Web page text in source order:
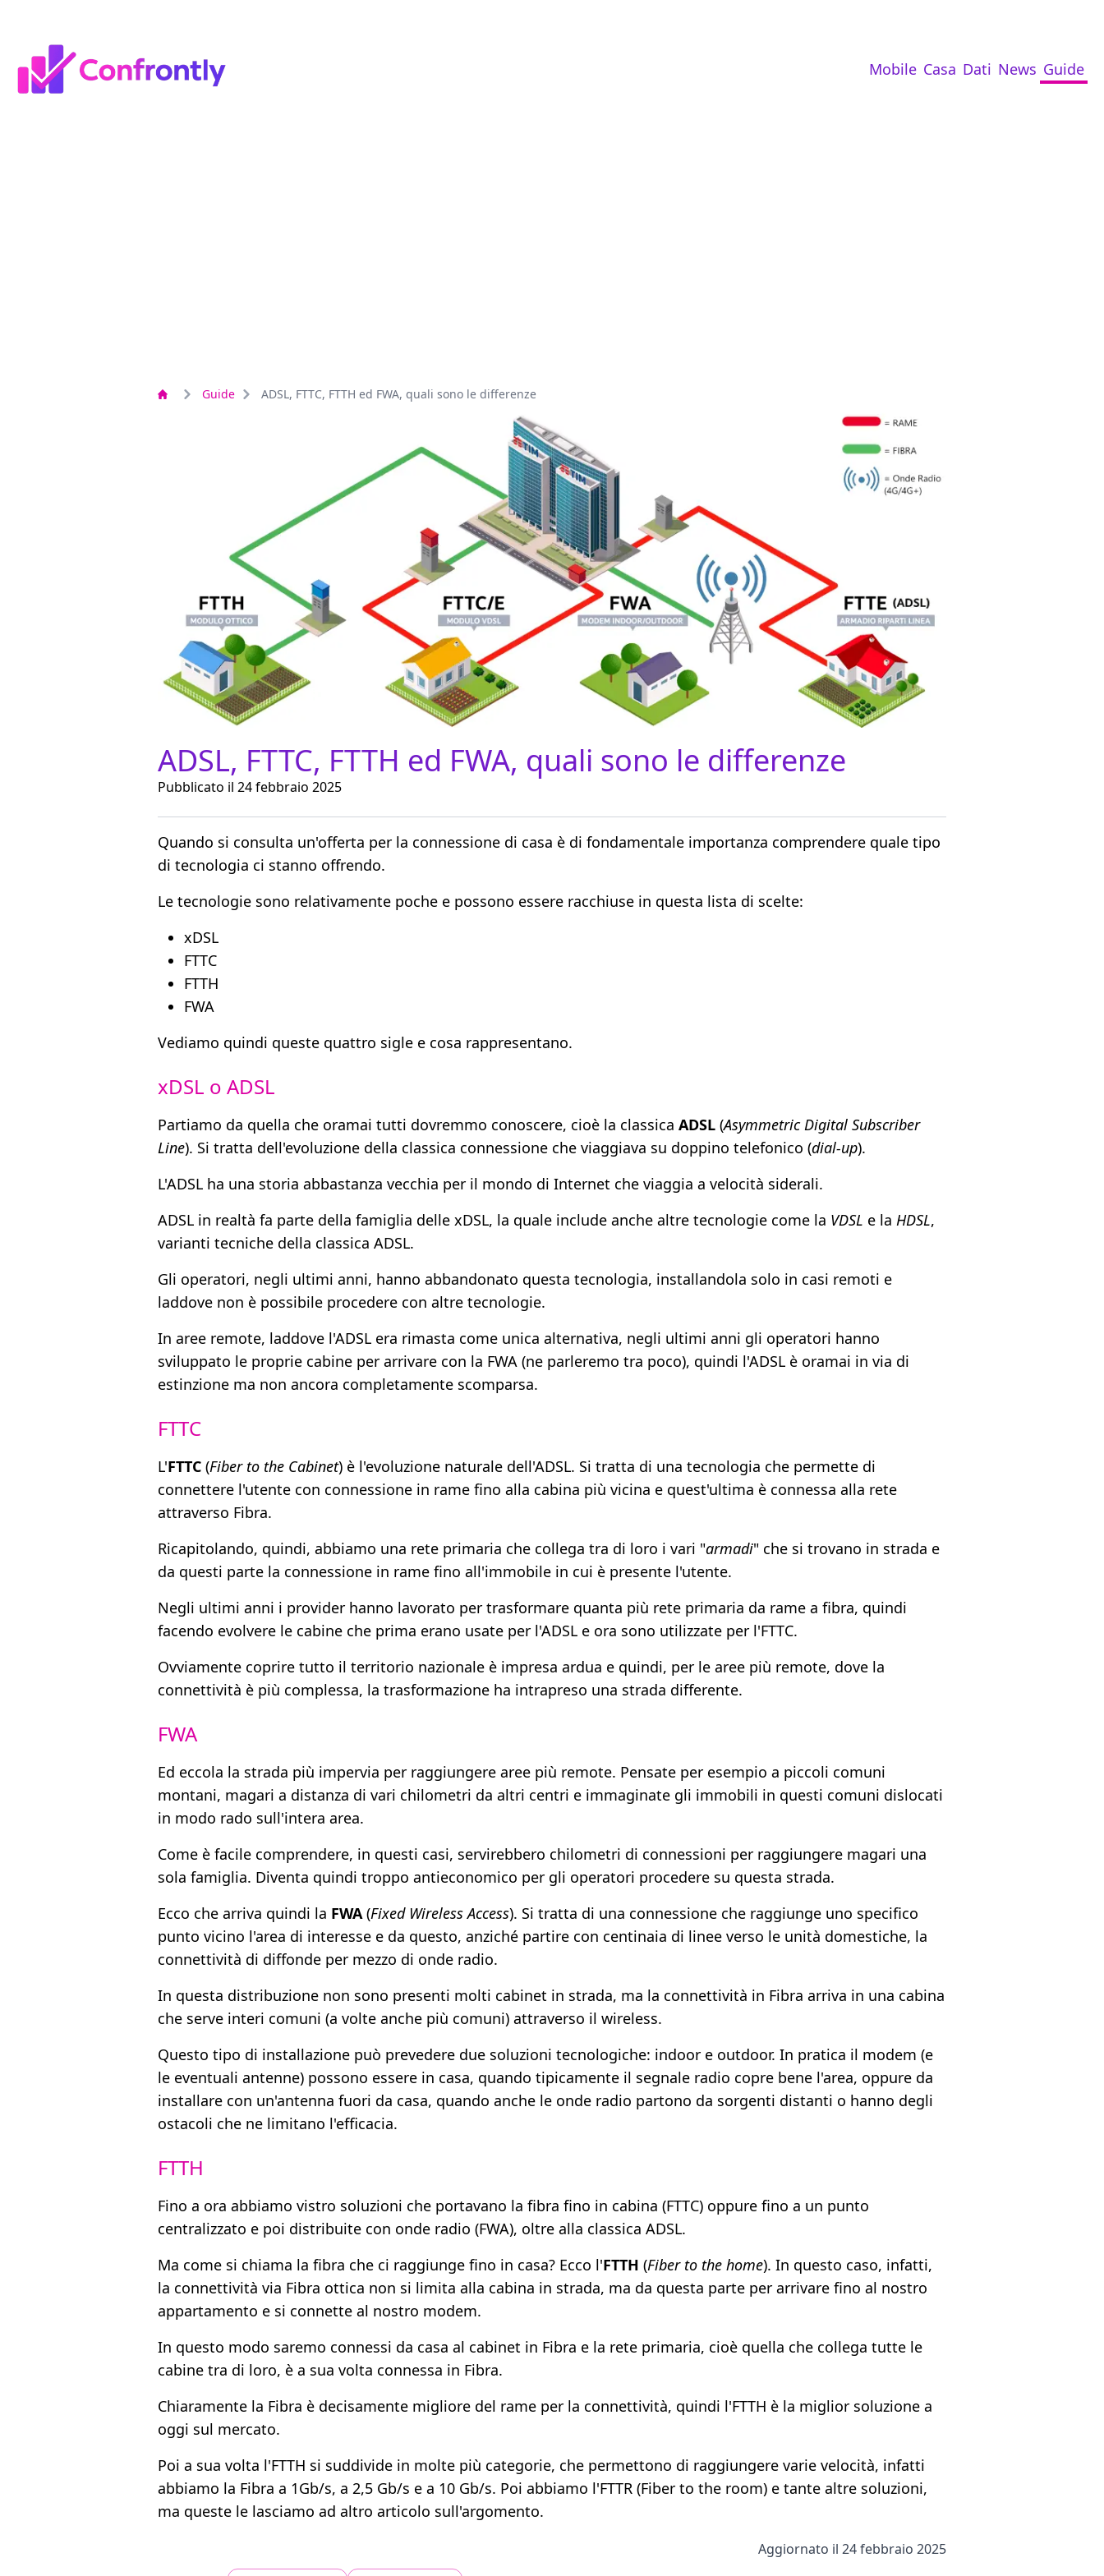
Mobile Casa Dati News Guide
Guide ADSL, FTTC, FTTH ed FWA, quali sono le differenze
ADSL, FTTC, FTTH ed FWA, quali sono le differenze
Pubblicato il 24 febbraio 2025
Quando si consulta un'offerta per la connessione di casa è di fondamentale importanza comprendere quale tipo
di tecnologia ci stanno offrendo.
Le tecnologie sono relativamente poche e possono essere racchiuse in questa lista di scelte:
xDSL
FTTC
FTTH
FWA
Vediamo quindi queste quattro sigle e cosa rappresentano.
xDSL o ADSL
Partiamo da quella che oramai tutti dovremmo conoscere, cioè la classica ADSL (Asymmetric Digital Subscriber
Line). Si tratta dell'evoluzione della classica connessione che viaggiava su doppino telefonico (dial-up).
L'ADSL ha una storia abbastanza vecchia per il mondo di Internet che viaggia a velocità siderali.
ADSL in realtà fa parte della famiglia delle xDSL, la quale include anche altre tecnologie come la VDSL e la HDSL,
varianti tecniche della classica ADSL.
Gli operatori, negli ultimi anni, hanno abbandonato questa tecnologia, installandola solo in casi remoti e
laddove non è possibile procedere con altre tecnologie.
In aree remote, laddove l'ADSL era rimasta come unica alternativa, negli ultimi anni gli operatori hanno
sviluppato le proprie cabine per arrivare con la FWA (ne parleremo tra poco), quindi l'ADSL è oramai in via di
estinzione ma non ancora completamente scomparsa.
FTTC
L'FTTC (Fiber to the Cabinet) è l'evoluzione naturale dell'ADSL. Si tratta di una tecnologia che permette di
connettere l'utente con connessione in rame fino alla cabina più vicina e quest'ultima è connessa alla rete
attraverso Fibra.
Ricapitolando, quindi, abbiamo una rete primaria che collega tra di loro i vari "armadi" che si trovano in strada e
da questi parte la connessione in rame fino all'immobile in cui è presente l'utente.
Negli ultimi anni i provider hanno lavorato per trasformare quanta più rete primaria da rame a fibra, quindi
facendo evolvere le cabine che prima erano usate per l'ADSL e ora sono utilizzate per l'FTTC.
Ovviamente coprire tutto il territorio nazionale è impresa ardua e quindi, per le aree più remote, dove la
connettività è più complessa, la trasformazione ha intrapreso una strada differente.
FWA
Ed eccola la strada più impervia per raggiungere aree più remote. Pensate per esempio a piccoli comuni
montani, magari a distanza di vari chilometri da altri centri e immaginate gli immobili in questi comuni dislocati
in modo rado sull'intera area.
Come è facile comprendere, in questi casi, servirebbero chilometri di connessioni per raggiungere magari una
sola famiglia. Diventa quindi troppo antieconomico per gli operatori procedere su questa strada.
Ecco che arriva quindi la FWA(Fixed Wireless Access). Si tratta di una connessione che raggiunge uno specifico
punto vicino l'area di interesse e da questo, anziché partire con centinaia di linee verso le unità domestiche, la
connettività di diffonde per mezzo di onde radio.
In questa distribuzione non sono presenti molti cabinet in strada, ma la connettività in Fibra arriva in una cabina
che serve interi comuni (a volte anche più comuni) attraverso il wireless.
Questo tipo di installazione può prevedere due soluzioni tecnologiche: indoor e outdoor. In pratica il modem (e
le eventuali antenne) possono essere in casa, quando tipicamente il segnale radio copre bene l'area, oppure da
installare con un'antenna fuori da casa, quando anche le onde radio partono da sorgenti distanti o hanno degli
ostacoli che ne limitano l'efficacia.
FTTH
Fino a ora abbiamo vistro soluzioni che portavano la fibra fino in cabina (FTTC) oppure fino a un punto
centralizzato e poi distribuite con onde radio (FWA), oltre alla classica ADSL.
Ma come si chiama la fibra che ci raggiunge fino in casa? Ecco l'FTTH (Fiber to the home). In questo caso, infatti,
la connettività via Fibra ottica non si limita alla cabina in strada, ma da questa parte per arrivare fino al nostro
appartamento e si connette al nostro modem.
In questo modo saremo connessi da casa al cabinet in Fibra e la rete primaria, cioè quella che collega tutte le
cabine tra di loro, è a sua volta connessa in Fibra.
Chiaramente la Fibra è decisamente migliore del rame per la connettività, quindi l'FTTH è la miglior soluzione a
oggi sul mercato.
Poi a sua volta l'FTTH si suddivide in molte più categorie, che permettono di raggiungere varie velocità, infatti
abbiamo la Fibra a 1Gb/s, a 2,5 Gb/s e a 10 Gb/s. Poi abbiamo l'FTTR (Fiber to the room) e tante altre soluzioni,
ma queste le lasciamo ad altro articolo sull'argomento.
Aggiornato il 24 febbraio 2025